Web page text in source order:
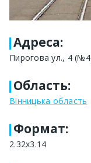
Адреса:
Пирогова ул., 4
Область:
Вінницька область
Формат:
2.32x3.14